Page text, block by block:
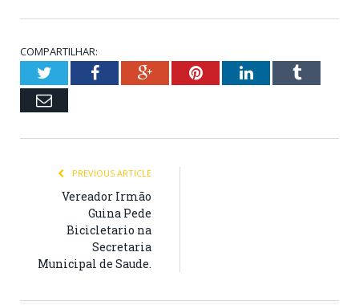
COMPARTILHAR:
TwitterFacebookGoogle+PinterestLinkedInTumblr
Email
PREVIOUS ARTICLE
Vereador Irmão
Guina Pede
Bicicletario na
Secretaria
Municipal de Saude.